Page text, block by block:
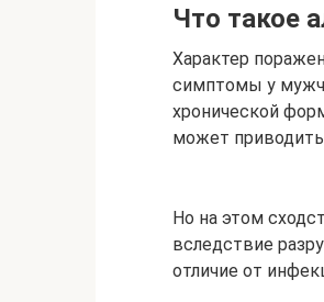
Что такое
Характер
симптомы у
хронической
может приводить
Но на этом
вследствие
отличие от